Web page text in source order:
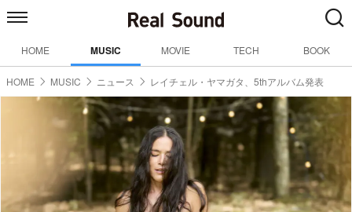
HOME MUSIC MOVIE TECH BOOK
HOME MUSIC ニュース レイチェル・ヤマガタ、5thアルバム発表